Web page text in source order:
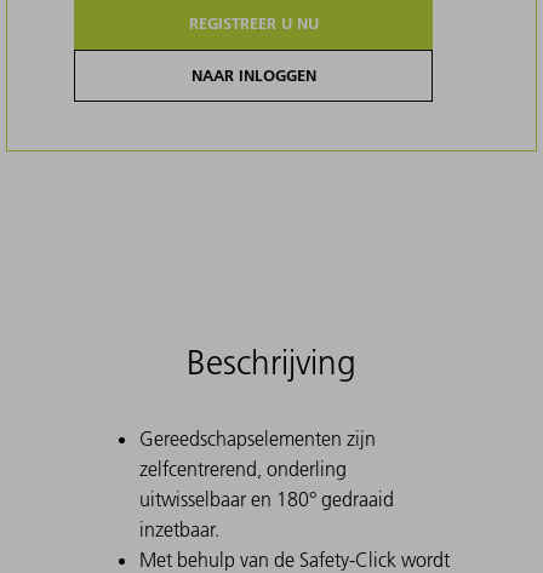
REGISTREER U NU
NAAR INLOGGEN
Beschrijving
Gereedschapselementen zijn
zelfcentrerend, onderling
uitwisselbaar en 180° gedraaid
inzetbaar.
Met behulp van de Safety-Click wordt